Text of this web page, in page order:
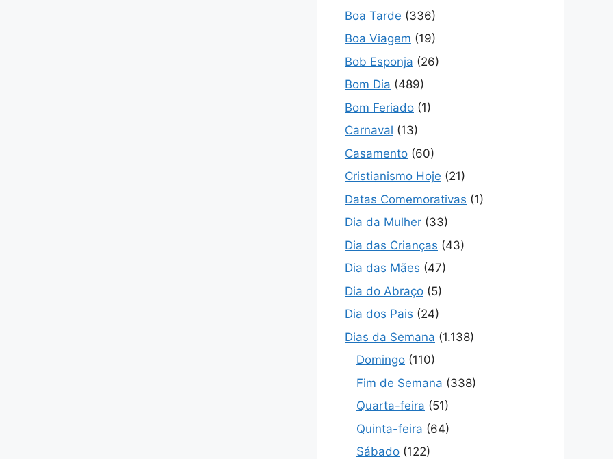
Boa Tarde (336)
Boa Viagem (19)
Bob Esponja (26)
Bom Dia (489)
Bom Feriado (1)
Carnaval (13)
Casamento (60)
Cristianismo Hoje (21)
Datas Comemorativas (1)
Dia da Mulher (33)
Dia das Crianças (43)
Dia das Mães (47)
Dia do Abraço (5)
Dia dos Pais (24)
Dias da Semana (1.138)
Domingo (110)
Fim de Semana (338)
Quarta-feira (51)
Quinta-feira (64)
Sábado (122)